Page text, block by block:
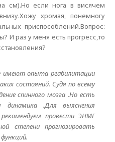
см).Но если нога в висячем
хромая, понемногу
приспособлений.Вопрос:
И раз у меня есть прогресс,то
имеют опыта реабилитации
состояний. Судя по всему
спинного мозга .Но есть
динамика .Для выяснения
провести ЭНМГ
степени прогнозировать